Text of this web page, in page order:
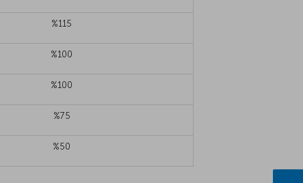
%115
%100
%100
%75
%50